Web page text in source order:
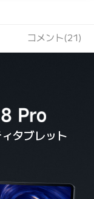
コメント(21)
タブレット